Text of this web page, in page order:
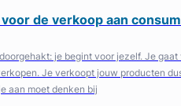
de verkoop aan
je begint voor jezelf. Je
Je verkoopt jouw producten
aan moet denken bij